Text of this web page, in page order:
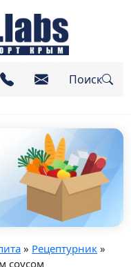
Поиск
» Рецептурник »
соусом